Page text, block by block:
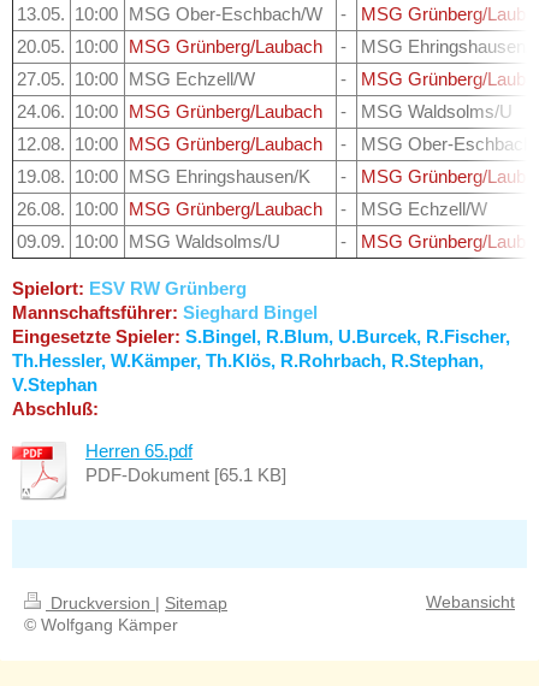
13.05. 10:00 MSG Ober-Eschbach/W -
MSG Grünberg/
20.05. 10:00 MSG Grünberg/Laubach -
MSG Ehringshausen/
27.05. 10:00 MSG Echzell/W -
MSG Grünberg/
24.06. 10:00 MSG Grünberg/Laubach -
MSG Waldsolms/U
12.08. 10:00 MSG Grünberg/Laubach -
MSG Ober-
19.08. 10:00 MSG Ehringshausen/K -
MSG Grünberg/
26.08. 10:00 MSG Grünberg/Laubach -
MSG Echzell/W
09.09. 10:00 MSG Waldsolms/U - MSG Grünberg/
Spielort: ESV RW Grünberg
Mannschaftsführer: Sieghard Bingel
Eingesetzte Spieler: S.Bingel, R.Blum, U.Burcek, R.Fischer,
Th.Hessler, W.Kämper, Th.Klös, R.Rohrbach, R.Stephan,
V.Stephan
Abschluß:
Herren 65.pdf
PDF-Dokument [65.1 KB]
Druckversion | Sitemap
© Wolfgang Kämper
Webansicht